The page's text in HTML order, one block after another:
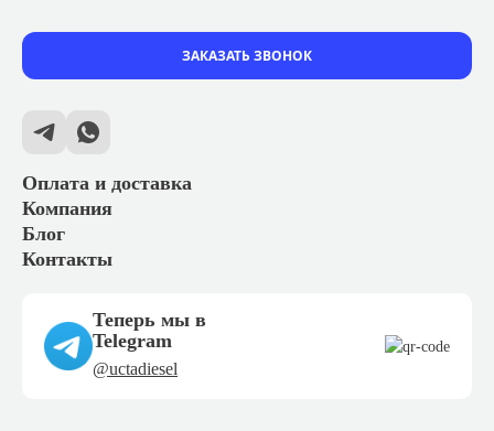
Оплата и доставка
Компания
Блог
Контакты
ЗАКАЗАТЬ ЗВОНОК
Теперь мы в
Telegram
@uctadiesel